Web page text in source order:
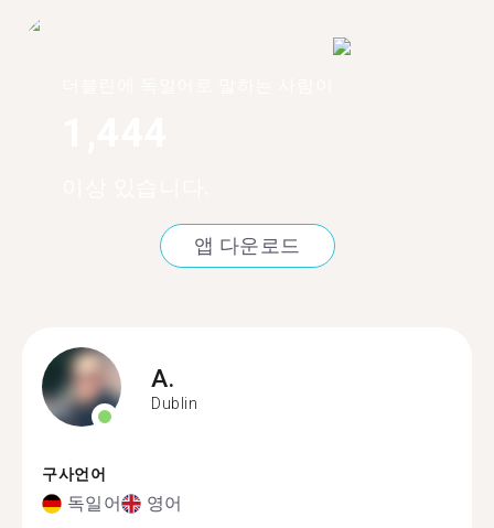
앱 다운로드
A.
Dublin
구사언어
독일어 영어